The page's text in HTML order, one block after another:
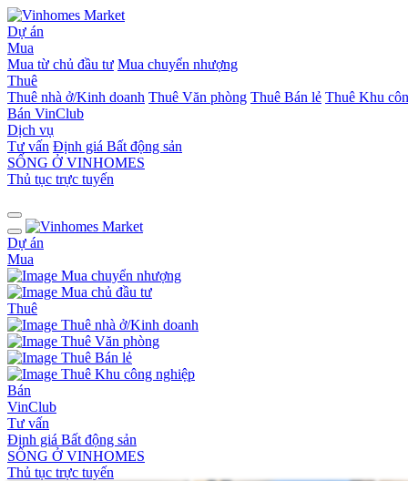
Dự án
Mua
Mua từ chủ đầu tư Mua chuyển nhượng
Thuê
Thuê nhà ở/Kinh doanh Thuê Văn phòng Thuê Bán lẻ Thuê Khu
Bán VinClub
Dịch vụ
Tư vấn Định giá Bất động sản
SỐNG Ở VINHOMES
Thủ tục trực tuyến
Dự án
Mua
Mua chuyển nhượng
Mua chủ đầu tư
Thuê
Thuê nhà ở/Kinh doanh
Thuê Văn phòng
Thuê Bán lẻ
Thuê Khu công nghiệp
Bán
VinClub
Tư vấn
Định giá Bất động sản
SỐNG Ở VINHOMES
Thủ tục trực tuyến